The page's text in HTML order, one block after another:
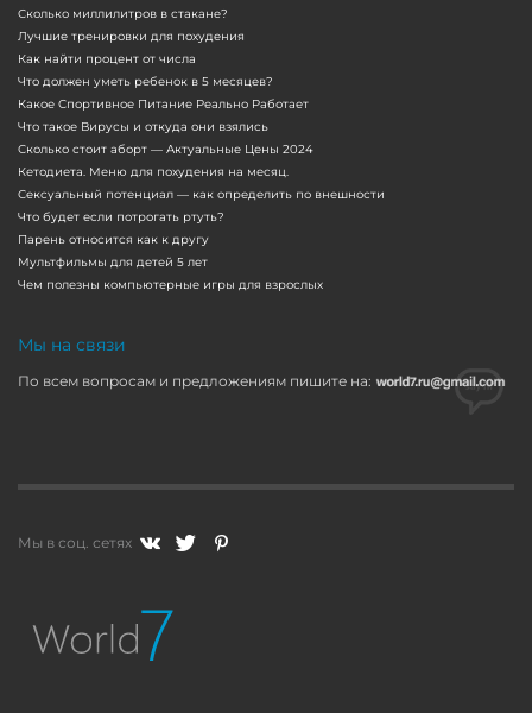
Сколько миллилитров в стакане?
Лучшие тренировки для похудения
Как найти процент от числа
Что должен уметь ребенок в 5 месяцев?
Какое Спортивное Питание Реально Работает
Что такое Вирусы и откуда они взялись
Сколько стоит аборт — Актуальные Цены 2024
Кетодиета. Меню для похудения на месяц.
Сексуальный потенциал — как определить по внешности
Что будет если потрогать ртуть?
Парень относится как к другу
Мультфильмы для детей 5 лет
Чем полезны компьютерные игры для взрослых
Мы на связи
По всем вопросам и предложениям пишите на:
Мы в соц. сетях